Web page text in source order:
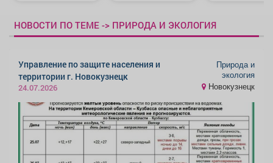
НОВОСТИ ПО ТЕМЕ -> ПРИРОДА И ЭКОЛОГИЯ
Управление по защите населения и
территории г. Новокузнецк
24.07.2026
Природа и
экология
Новокузнецк